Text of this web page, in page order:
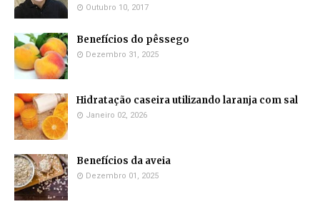
Outubro 10, 2017
Benefícios do pêssego
Dezembro 31, 2025
Hidratação caseira utilizando laranja com sal
Janeiro 02, 2026
Benefícios da aveia
Dezembro 01, 2025